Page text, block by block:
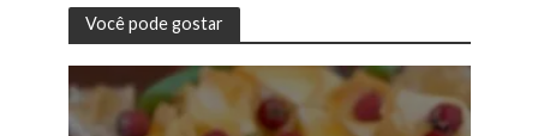
Você pode gostar